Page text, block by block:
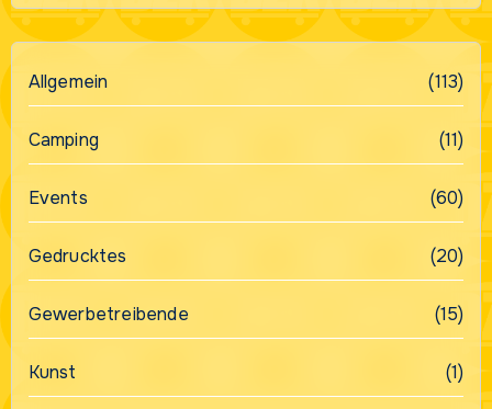
Allgemein (113)
Camping (11)
Events (60)
Gedrucktes (20)
Gewerbetreibende (15)
Kunst (1)